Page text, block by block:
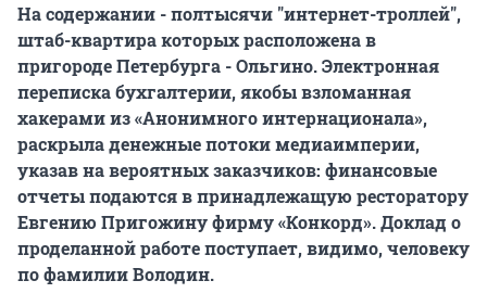
На содержании - полтысячи "интернет-троллей",
штаб-квартира которых расположена в
пригороде Петербурга - Ольгино. Электронная
переписка бухгалтерии, якобы взломанная
хакерами из «Анонимного интернационала»,
раскрыла денежные потоки медиаимперии,
указав на вероятных заказчиков: финансовые
отчеты подаются в принадлежащую ресторатору
Евгению Пригожину фирму «Конкорд». Доклад о
проделанной работе поступает, видимо, человеку
по фамилии Володин.